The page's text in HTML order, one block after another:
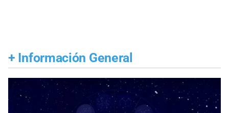
+ Información General